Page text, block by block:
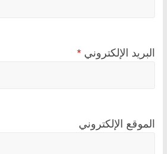
البريد الإلكتروني *
الموقع الإلكتروني